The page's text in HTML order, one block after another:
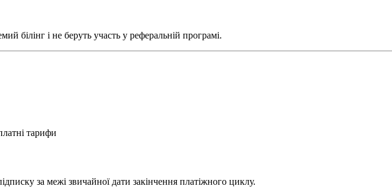
білінг і не беруть участь у реферальній програмі.
тарифи
за межі звичайної дати закінчення платіжного циклу.